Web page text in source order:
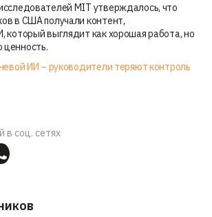
MIT утверждалось, что
в США получали контент,
который выглядит как хорошая работа, но
ИИ – руководители теряют контроль
в соц. сетях